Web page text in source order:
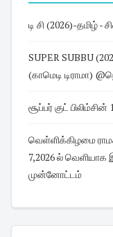
டி சி (2026)-தமிழ்
SUPER SUBBU (2026)-
(காமெடி டிராமா)
சூப்பர் குட்
வெள்ளிக்கிழமை
7,2026 ல் வெளியாக
முன்னோட்டம்